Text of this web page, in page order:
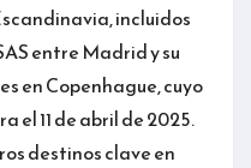
incluidos
entre Madrid y su
en Copenhague, cuyo
el 11 de abril de 2025.
destinos clave en